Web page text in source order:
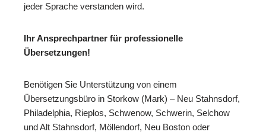
jeder Sprache verstanden wird.
Ihr Ansprechpartner für professionelle
Übersetzungen!
Benötigen Sie Unterstützung von einem
Übersetzungsbüro in Storkow (Mark) – Neu Stahnsdorf,
Philadelphia, Rieplos, Schwenow, Schwerin, Selchow
und Alt Stahnsdorf, Möllendorf, Neu Boston oder